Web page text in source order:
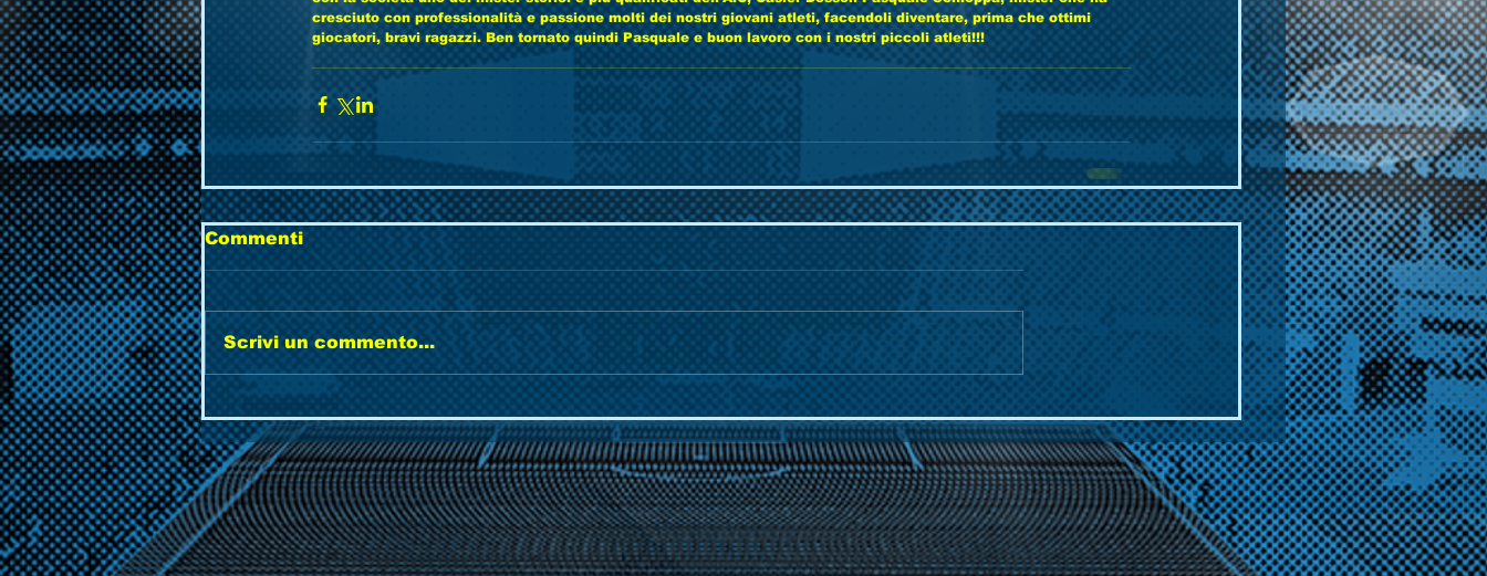
cresciuto con professionalità e passione molti dei nostri giovani atleti, facendoli diventare, prima che ottimi
giocatori, bravi ragazzi. Ben tornato quindi Pasquale e buon lavoro con i nostri piccoli atleti!!!
Commenti
Scrivi un commento...